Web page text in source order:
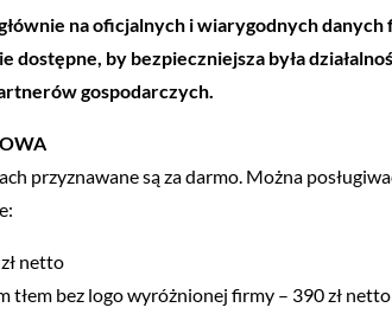
na oficjalnych i wiarygodnych
dostępne, by bezpieczniejsza była
gospodarczych.
przyznawane są za darmo. Można
netto
tłem bez logo wyróżnionej firmy – 390 zł netto